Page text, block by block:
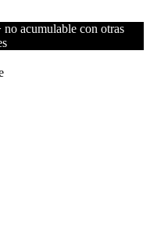
acumulable con otras